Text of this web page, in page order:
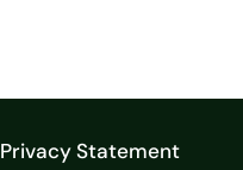
Privacy Statement